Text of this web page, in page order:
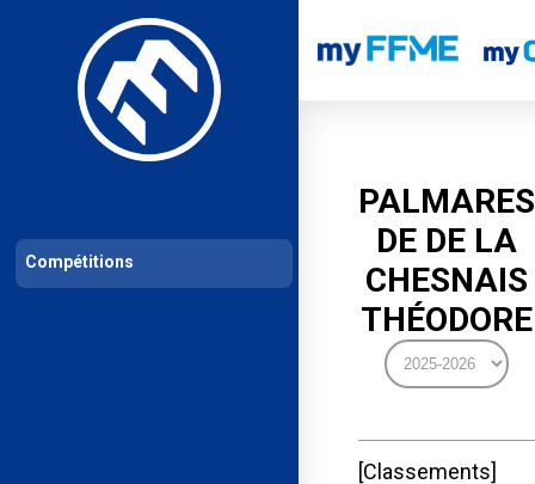
Les compétitions Calendrier de compétitions Classements
PALMARES
DE DE LA
CHESNAIS
THÉODORE
Classements
Compétitions